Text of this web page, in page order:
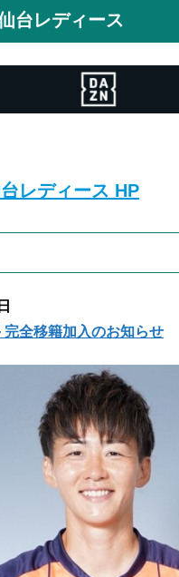
台レディース
レディース HP
完全移籍加入のお知らせ